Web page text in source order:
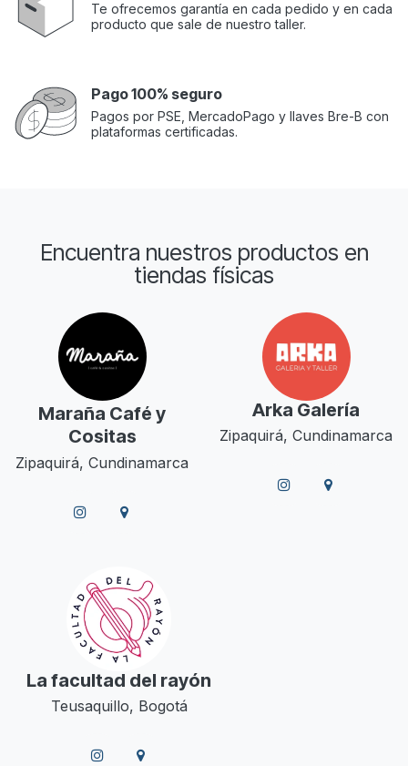
Te ofrecemos garantía en cada pedido y en cada
producto que sale de nuestro taller.
Pago 100% seguro
Pagos por PSE, MercadoPago y llaves Bre-B con
plataformas certificadas.
Encuentra nuestros productos en
tiendas físicas
Maraña Café y
Cositas
Zipaquirá, Cundinamarca
Arka Galería
Zipaquirá, Cundinamarca
La facultad del rayón
Teusaquillo, Bogotá